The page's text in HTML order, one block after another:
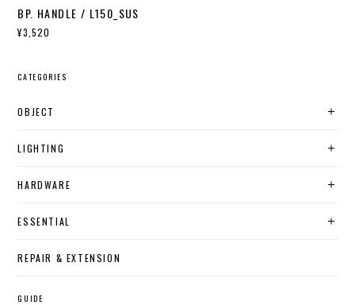
BP. HANDLE / L150_SUS
¥3,520
CATEGORIES
OBJECT
LIGHTING
HARDWARE
ESSENTIAL
REPAIR & EXTENSION
GUIDE